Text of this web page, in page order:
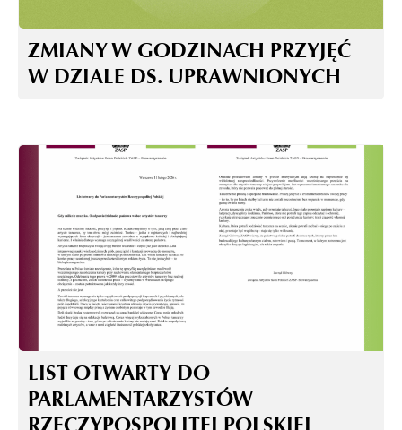
ZMIANY W GODZINACH PRZYJĘĆ
W DZIALE DS. UPRAWNIONYCH
LIST OTWARTY DO
PARLAMENTARZYSTÓW